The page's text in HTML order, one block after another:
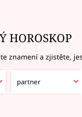
HOROSKOP
znamení a zjistěte,